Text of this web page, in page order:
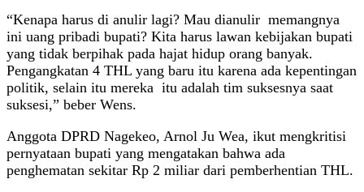
“Kenapa harus di anulir lagi? Mau dianulir memangnya
ini uang pribadi bupati? Kita harus lawan kebijakan bupati
yang tidak berpihak pada hajat hidup orang banyak.
Pengangkatan 4 THL yang baru itu karena ada kepentingan
politik, selain itu mereka itu adalah tim suksesnya saat
suksesi,” beber Wens.
Anggota DPRD Nagekeo, Arnol Ju Wea, ikut mengkritisi
pernyataan bupati yang mengatakan bahwa ada
penghematan sekitar Rp 2 miliar dari pemberhentian THL.